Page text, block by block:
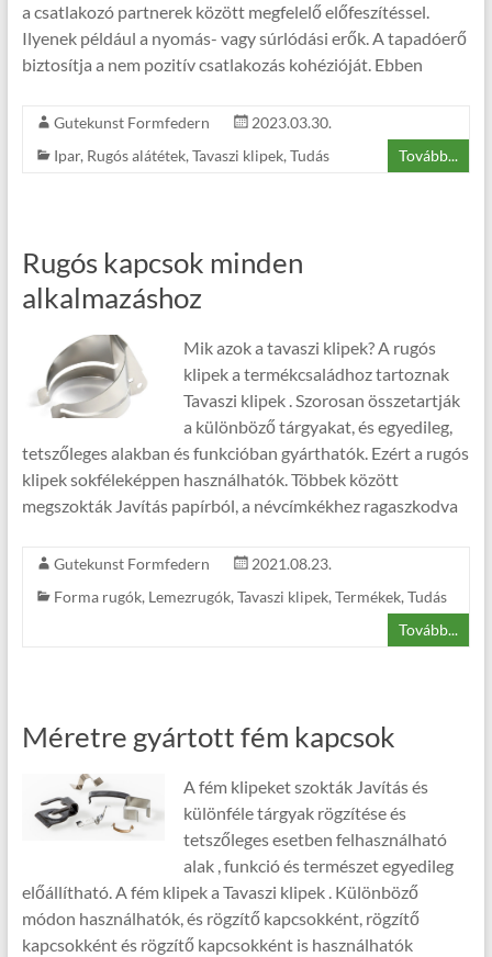
a csatlakozó partnerek között megfelelő előfeszítéssel.
Ilyenek például a nyomás- vagy súrlódási erők. A tapadóerő
biztosítja a nem pozitív csatlakozás kohézióját. Ebben
Gutekunst Formfedern
2023.03.30.
Ipar, Rugós alátétek, Tavaszi klipek, Tudás Tovább...
Rugós kapcsok minden
alkalmazáshoz
Mik azok a tavaszi klipek? A rugós
klipek a termékcsaládhoz tartoznak
Tavaszi klipek . Szorosan összetartják
a különböző tárgyakat, és egyedileg,
tetszőleges alakban és funkcióban gyárthatók. Ezért a rugós
klipek sokféleképpen használhatók. Többek között
megszokták Javítás papírból, a névcímkékhez ragaszkodva
Gutekunst Formfedern
2021.08.23.
Forma rugók, Lemezrugók, Tavaszi klipek, Termékek, Tudás
Tovább...
Méretre gyártott fém kapcsok
A fém klipeket szokták Javítás és
különféle tárgyak rögzítése és
tetszőleges esetben felhasználható
alak , funkció és természet egyedileg
előállítható. A fém klipek a Tavaszi klipek . Különböző
módon használhatók, és rögzítő kapcsokként, rögzítő
kapcsokként és rögzítő kapcsokként is használhatók